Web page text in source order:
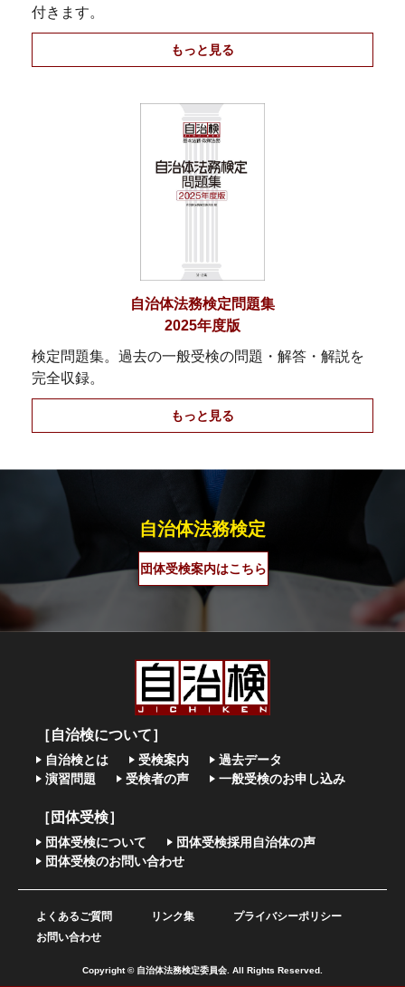
付きます。
もっと見る
自治体法務検定問題集
2025年度版
検定問題集。過去の一般受検の問題・解答・解説を
完全収録。
もっと見る
自治体法務検定
団体受検案内はこちら
［自治検について］
自治検とは 受検案内
過去データ
演習問題
受検者の声 一般受検のお申し込み
［団体受検］
団体受検について
団体受検採用自治体の声
団体受検のお問い合わせ
Copyright © 自治体法務検定委員会. All Rights Reserved.
よくあるご質問 リンク集
プライバシーポリシー
お問い合わせ